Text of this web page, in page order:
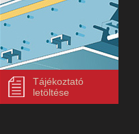
Tájékoztató
letöltése